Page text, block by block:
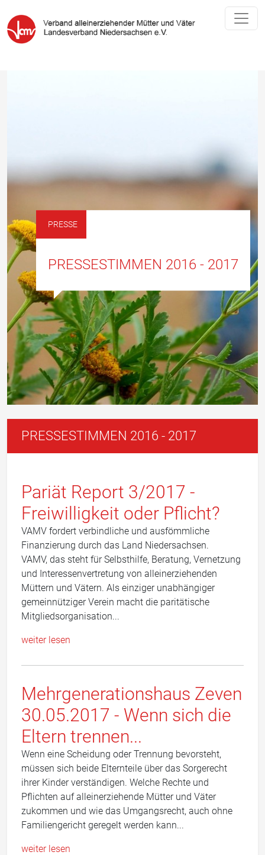
PRESSE
PRESSESTIMMEN 2016 - 2017
PRESSESTIMMEN 2016 - 2017
Pariät Report 3/2017 -
Freiwilligkeit oder Pflicht?
VAMV fordert verbindliche und ausfömmliche
Finanzierung durch das Land Niedersachsen.
VAMV, das steht für Selbsthilfe, Beratung, Vernetzung
und Interessenvertretung von alleinerziehenden
Müttern und Vätern. Als einziger unabhängiger
gemeinnütziger Verein macht die paritätische
Mitgliedsorganisation...
weiter lesen
Mehrgenerationshaus Zeven
30.05.2017 - Wenn sich die
Eltern trennen...
Wenn eine Scheidung oder Trennung bevorsteht,
müssen sich beide Elternteile über das Sorgerecht
ihrer Kinder verständigen. Welche Rechte und
Pflichten auf alleinerziehende Mütter und Väter
zukommen und wie das Umgangsrecht, auch ohne
Familiengericht geregelt werden kann...
weiter lesen